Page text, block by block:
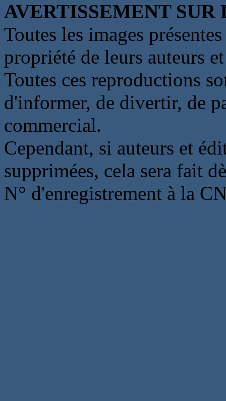
AVERTISSEMENT
Toutes les images
propriété de leurs auteurs
Toutes ces reproductions
d'informer, de divertir, de
commercial.
Cependant, si auteurs et
supprimées, cela sera fait
N° d'enregistrement à la